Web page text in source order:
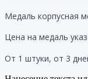
Медаль корпусная
Цена на медаль
От 1 штуки, от 3